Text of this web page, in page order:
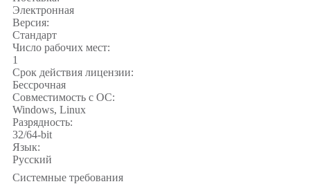
Электронная
Версия:
Стандарт
Число рабочих мест:
1
Срок действия лицензии:
Бессрочная
Совместимость с ОС:
Windows, Linux
Разрядность:
32/64-bit
Язык:
Русский
Системные требования